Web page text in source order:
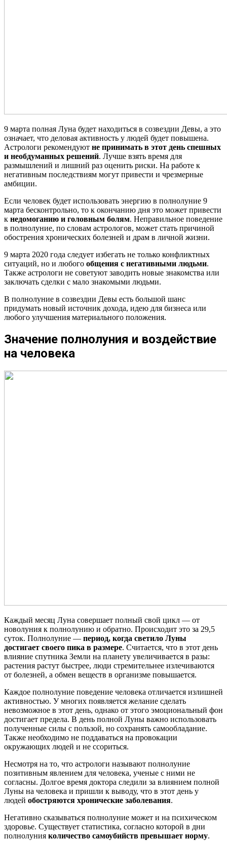
9 марта полная Луна будет находиться в созвездии Девы, а это
означает, что деловая активность у людей будет повышена.
Астрологи рекомендуют не принимать в этот день спешных
и необдуманных решений. Лучше взять время для
размышлений и лишний раз оценить риски. На работе к
негативным последствиям могут привести и чрезмерные
амбиции.
Если человек будет использовать энергию в полнолуние 9
марта бесконтрольно, то к окончанию дня это может привести
к недомоганию и головным болям. Неправильное поведение
в полнолуние, по словам астрологов, может стать причиной
обострения хронических болезней и драм в личной жизни.
9 марта 2020 года следует избегать не только конфликтных
ситуаций, но и любого общения с негативными людьми.
Также астрологи не советуют заводить новые знакомства или
заключать сделки с мало знакомыми людьми.
В полнолуние в созвездии Девы есть большой шанс
придумать новый источник дохода, идею для бизнеса или
любого улучшения материального положения.
Значение полнолуния и воздействие
на человека
Каждый месяц Луна совершает полный свой цикл — от
новолуния к полнолунию и обратно. Происходит это за 29,5
суток. Полнолуние — период, когда светило Луны
достигает своего пика в размере. Считается, что в этот день
влияние спутника Земли на планету увеличивается в разы:
растения растут быстрее, люди стремительнее излечиваются
от болезней, а обмен веществ в организме повышается.
Каждое полнолуние поведение человека отличается излишней
активностью. У многих появляется желание сделать
невозможное в этот день, однако от этого эмоциональный фон
достигает предела. В день полной Луны важно использовать
полученные силы с пользой, но сохранять самообладание.
Также необходимо не поддаваться на провокации
окружающих людей и не ссориться.
Несмотря на то, что астрологи называют полнолуние
позитивным явлением для человека, ученые с ними не
согласны. Долгое время доктора следили за влиянием полной
Луны на человека и пришли к выводу, что в этот день у
людей обостряются хронические заболевания.
Негативно сказываться полнолуние может и на психическом
здоровье. Существует статистика, согласно которой в дни
полнолуния количество самоубийств превышает норму.